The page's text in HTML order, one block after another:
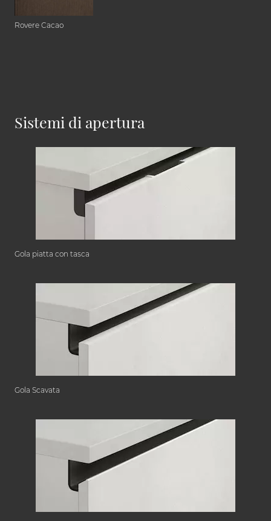
Rovere Cacao
Sistemi di apertura
Gola piatta con tasca
Gola Scavata